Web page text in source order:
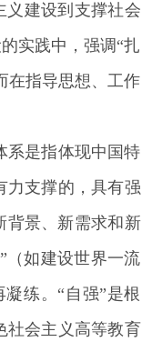
义建设到支撑社会
实践中，强调“扎
在指导思想、工作
系是指体现中国特
力支撑的，具有强
背景、新需求和新
（如建设世界一流
练。“自强”是根
社会主义高等教育